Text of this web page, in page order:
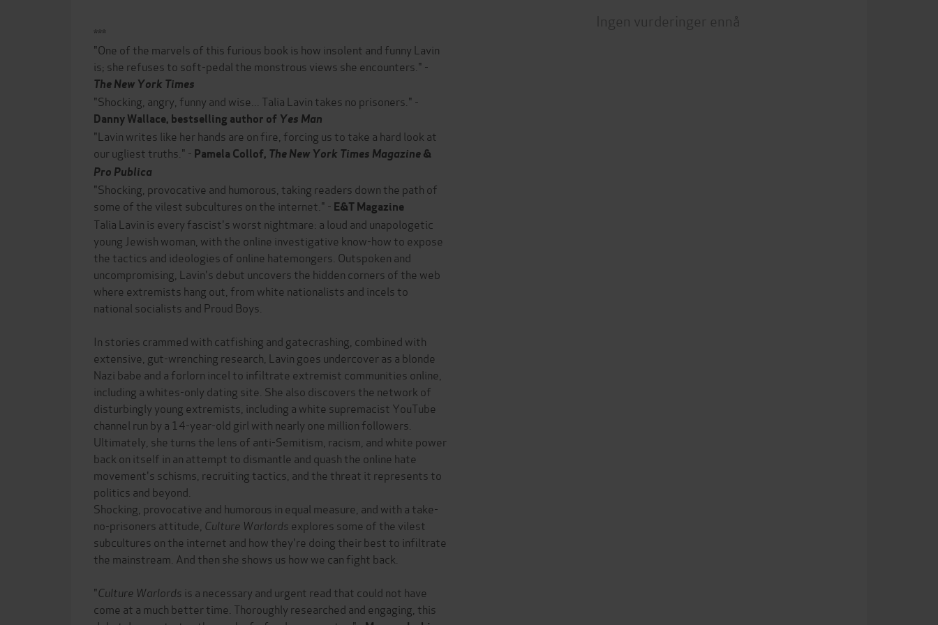
***
"One of the marvels of this furious book is how insolent and funny Lavin
is; she refuses to soft-pedal the monstrous views she encounters." -
The New York Times
"Shocking, angry, funny and wise... Talia Lavin takes no prisoners." -
Danny Wallace, bestselling author of Yes Man
"Lavin writes like her hands are on fire, forcing us to take a hard look at
our ugliest truths." - Pamela Collof, The New York Times Magazine&
Pro Publica
"Shocking, provocative and humorous, taking readers down the path of
some of the vilest subcultures on the internet." - E&T Magazine
Talia Lavin is every fascist's worst nightmare: a loud and unapologetic
young Jewish woman, with the online investigative know-how to expose
the tactics and ideologies of online hatemongers. Outspoken and
uncompromising, Lavin's debut uncovers the hidden corners of the web
where extremists hang out, from white nationalists and incels to
national socialists and Proud Boys.
In stories crammed with catfishing and gatecrashing, combined with
extensive, gut-wrenching research, Lavin goes undercover as a blonde
Nazi babe and a forlorn incel to infiltrate extremist communities online,
including a whites-only dating site. She also discovers the network of
disturbingly young extremists, including a white supremacist YouTube
channel run by a 14-year-old girl with nearly one million followers.
Ultimately, she turns the lens of anti-Semitism, racism, and white power
back on itself in an attempt to dismantle and quash the online hate
movement's schisms, recruiting tactics, and the threat it represents to
politics and beyond.
Shocking, provocative and humorous in equal measure, and with a take-
no-prisoners attitude, Culture Warlords explores some of the vilest
subcultures on the internet and how they're doing their best to infiltrate
the mainstream. And then she shows us how we can fight back.
"Culture Warlords is a necessary and urgent read that could not have
come at a much better time. Thoroughly researched and engaging, this
Ingen vurderinger ennå